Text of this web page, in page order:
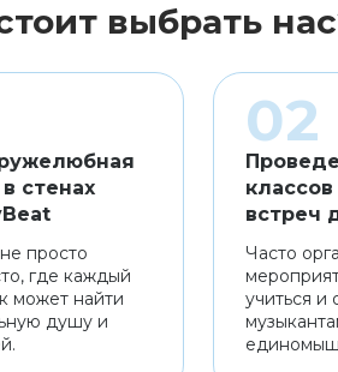
выбрать
стенах
просто
где каждый
может найти
душу и
встреч
Часто
учиться и